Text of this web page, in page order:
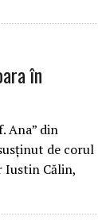
în
Ana” din
de corul
Iustin Călin,